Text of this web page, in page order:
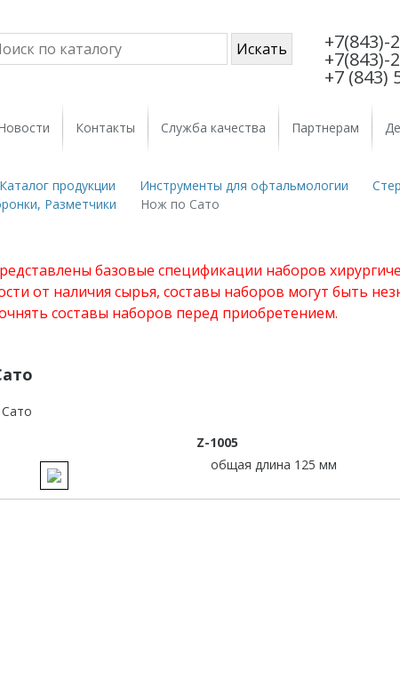
+7(843)-
+7(843)-
+7 (843)
Контакты Служба качества Партнерам
Каталог продукции Инструменты для офтальмологии
Разметчики
Нож по Сато
базовые спецификации наборов
от наличия сырья, составы наборов могут быть
составы наборов перед приобретением.
Z-1005
общая длина 125 мм